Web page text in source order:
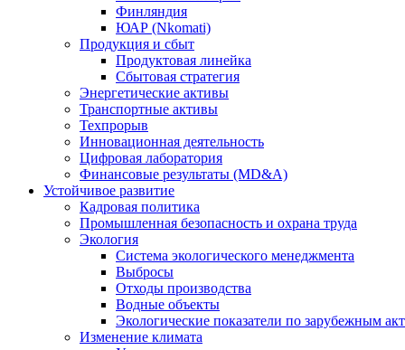
Финляндия
ЮАР (Nkomati)
Продукция и сбыт
Продуктовая линейка
Сбытовая стратегия
Энергетические активы
Транспортные активы
Техпрорыв
Инновационная деятельность
Цифровая лаборатория
Финансовые результаты (MD&A)
Устойчивое развитие
Кадровая политика
Промышленная безопасность и охрана труда
Экология
Система экологического менеджмента
Выбросы
Отходы производства
Водные объекты
Экологические показатели по зарубежным
Изменение климата